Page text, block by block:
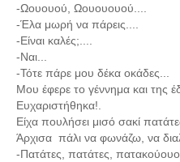
-Ωουουού, Ωουουουού....
-Έλα μωρή να πάρεις....
-Είναι καλές;....
-Ναι...
-Τότε πάρε μου δέκα οκάδες...
Μου έφερε το γέννημα και της
Ευχαριστήθηκα!.
Είχα πουλήσει μισό σακί
Άρχισα πάλι να φωνάζω, να
-Πατάτες, πατάτες,